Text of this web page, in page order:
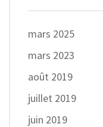
mars 2025
mars 2023
août 2019
juillet 2019
juin 2019